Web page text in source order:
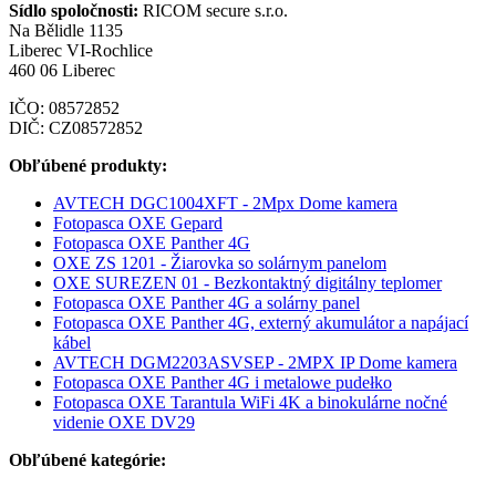
Sídlo spoločnosti: RICOM secure s.r.o.
Na Bělidle 1135
Liberec VI-Rochlice
460 06 Liberec
IČO: 08572852
DIČ: CZ08572852
Obľúbené produkty:
AVTECH DGC1004XFT - 2Mpx Dome kamera
Fotopasca OXE Gepard
Fotopasca OXE Panther 4G
OXE ZS 1201 - Žiarovka so solárnym panelom
OXE SUREZEN 01 - Bezkontaktný digitálny teplomer
Fotopasca OXE Panther 4G a solárny panel
Fotopasca OXE Panther 4G, externý akumulátor a napájací
kábel
AVTECH DGM2203ASVSEP - 2MPX IP Dome kamera
Fotopasca OXE Panther 4G i metalowe pudełko
Fotopasca OXE Tarantula WiFi 4K a binokulárne nočné
videnie OXE DV29
Obľúbené kategórie: